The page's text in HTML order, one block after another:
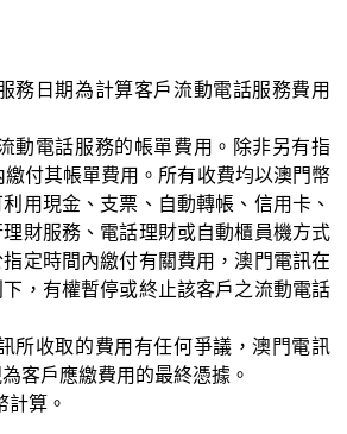
務日期為計算客戶流動電話服務費用
動電話服務的帳單費用。除非另有指
繳付其帳單費用。所有收費均以澳門幣
用現金、支票、自動轉帳、信用卡、
財服務、電話理財或自動櫃員機方式
定時間內繳付有關費用，澳門電訊在
，有權暫停或終止該客戶之流動電話
所收取的費用有任何爭議，澳門電訊
客戶應繳費用的最終憑據。
算。